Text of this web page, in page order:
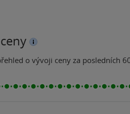
o vývoji ceny za posledních